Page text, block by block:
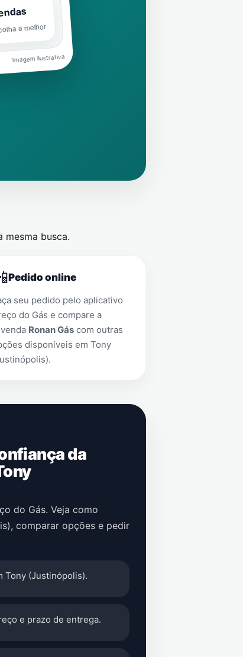
a melhor
Imagem ilustrativa
mesma busca.
Pedido online
seu pedido pelo aplicativo
do Gás e compare a
Ronan Gáscom outras
disponíveis em Tony
.
da
do Gás. Veja como
comparar opções e pedir
Tony (Justinópolis).
e prazo de entrega.